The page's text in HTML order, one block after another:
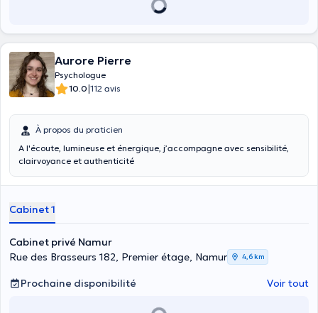
Aurore Pierre
Psychologue
10.0|112 avis
À propos du praticien
A l'écoute, lumineuse et énergique, j’accompagne avec sensibilité,
clairvoyance et authenticité
Cabinet 1
Cabinet privé Namur
Rue des Brasseurs 182, Premier étage, Namur
4,6 km
Prochaine disponibilité Voir tout